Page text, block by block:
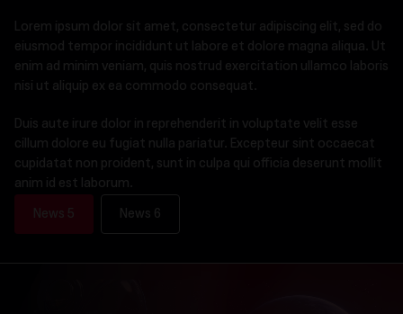
Lorem ipsum dolor sit amet, consectetur adipiscing elit, sed do
eiusmod tempor incididunt ut labore et dolore magna aliqua. Ut
enim ad minim veniam, quis nostrud exercitation ullamco laboris
nisi ut aliquip ex ea commodo consequat.
Duis aute irure dolor in reprehenderit in voluptate velit esse
cillum dolore eu fugiat nulla pariatur. Excepteur sint occaecat
cupidatat non proident, sunt in culpa qui officia deserunt mollit
anim id est laborum.
News 5 News 6